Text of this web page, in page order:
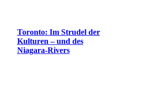
Toronto: Im Strudel der
Kulturen – und des
Niagara-Rivers